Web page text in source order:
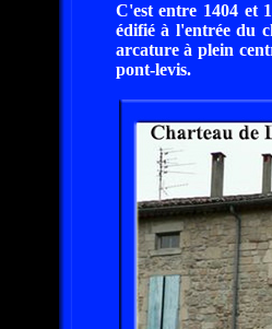
C'est entre 1404 et
édifié à l'entrée du
arcature à plein
pont-levis.